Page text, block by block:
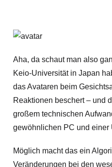
Aha, da schaut man also
Keio-Universität in Japan
das Avataren beim
Reaktionen beschert – und
großem technischen
gewöhnlichen PC und einer
Möglich macht das ein
Veränderungen bei den